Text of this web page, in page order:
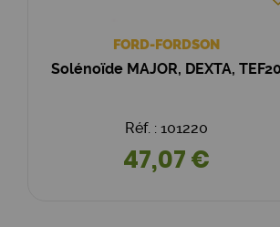
FORD-FORDSON
Solénoïde MAJOR, DEXTA, TEF20
Réf. : 101220
47,07 €